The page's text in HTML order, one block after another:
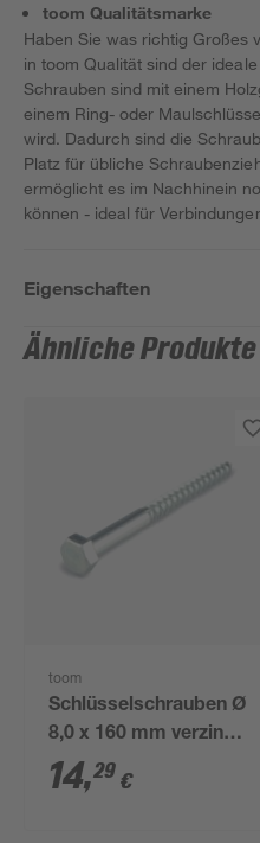
toom Qualitätsmarke
Haben Sie was richtig Großes
in toom Qualität sind der
Schrauben sind mit einem
einem Ring- oder
wird. Dadurch sind die
Platz für übliche
ermöglicht es im Nachhinein
können - ideal für
Eigenschaften
Ähnliche Produkte
toom
Schlüsselschrauben Ø
8,0 x 160 mm verzinkt
DIN 571 15 Stück
14,29 €